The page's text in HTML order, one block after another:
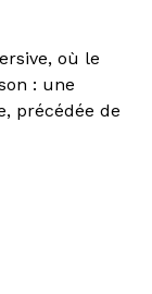
où le
: une
précédée de